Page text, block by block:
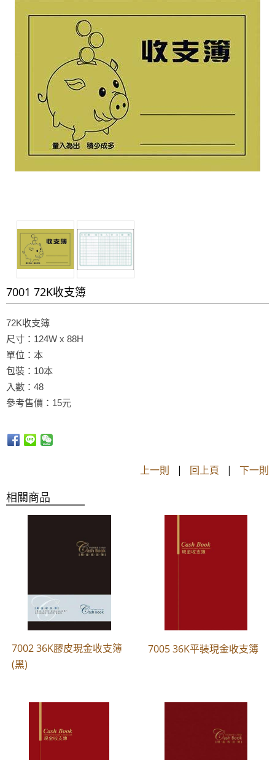
7001 72K收支簿
72K收支簿
尺寸：124W x 88H
單位：本
包裝：10本
入數：48
參考售價：15元
上一則 | 回上頁 | 下一則
相關商品
7002 36K膠皮現金收支簿
(黑)
7005 36K平裝現金收支簿